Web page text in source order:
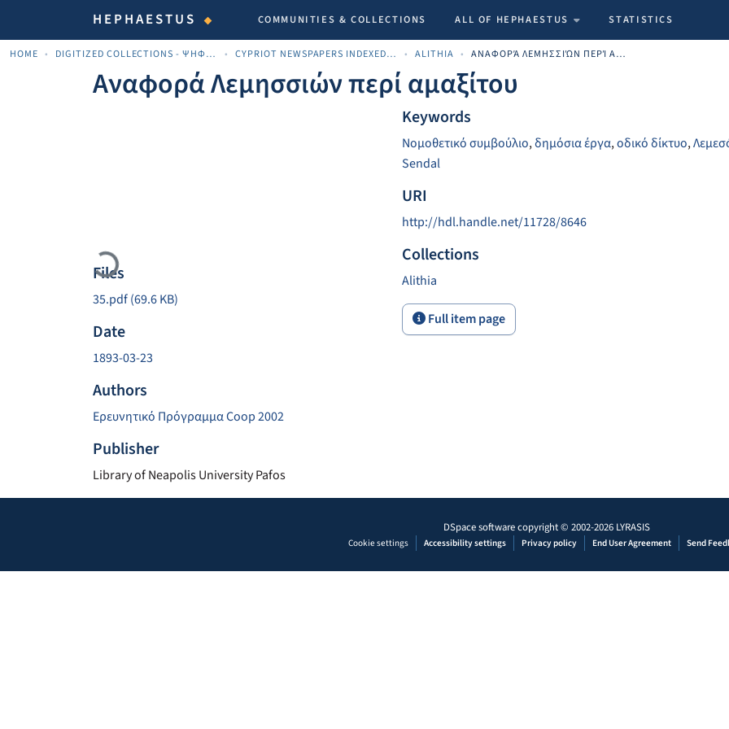
HEPHAESTUS COMMUNITIES & COLLECTIONS ALL OF HEPHAESTUS STATISTICS
HOME DIGITIZED COLLECTIONS - ΨΗΦΙΟΠΟΙΗΜΈΝΕΣ ΣΥΛΛΟΓΈΣ CYPRIOT NEWSPAPERS INDEXED MATERIAL ALITHIA ΑΝΑΦΟΡΆ ΛΕΜΗΣΣΙΏΝ ΠΕΡΊ ΑΜΑΞΊΤΟΥ
Αναφορά Λεμησσιών περί αμαξίτου
Loading...
Files
35.pdf(69.6 KB)
Date
1893-03-23
Authors
Ερευνητικό Πρόγραμμα Coop 2002
Publisher
Library of Neapolis University Pafos
Keywords
Νομοθετικό συμβούλιο,δημόσια έργα,οδικό δίκτυο,
Sendal
URI
http://hdl.handle.net/11728/8646
Collections
Alithia
Full item page
DSpace softwarecopyright © 2002-2026 LYRASIS
Cookie settings Accessibility settings Privacy policy End User Agreement Send